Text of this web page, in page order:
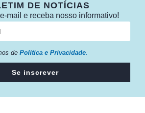
DE NOTÍCIAS
mail e receba nosso informativo!
de Política e Privacidade.
Se inscrever